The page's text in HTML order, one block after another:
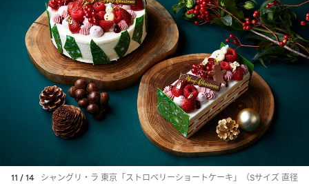
11 / 14
シャングリ・ラ 東京「ストロベリーショートケーキ」（Sサイズ 直径